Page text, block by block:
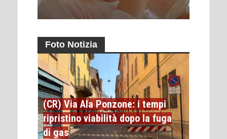
Foto Notizia
(CR) Via Ala Ponzone: i tempi
ripristino viabilità dopo la fuga
di gas